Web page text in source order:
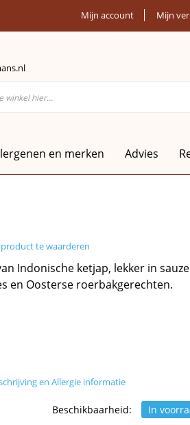
Mijn account Mijn
en merken Advies
te waarderen
Indonische ketjap, lekker in
en Oosterse roerbakgerechten.
en Allergie informatie
Beschikbaarheid: In